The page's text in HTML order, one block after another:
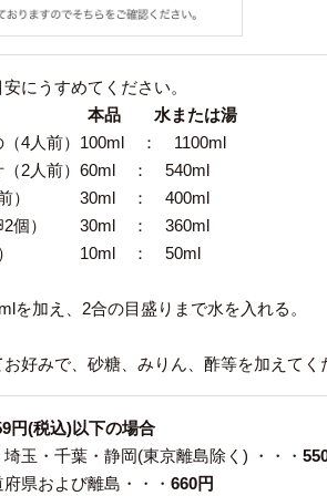
にうすめてください。
品 水または湯
（4人前）100ml ： 1100ml
（2人前）60ml ： 540ml
人前） 30ml ： 400ml
卵2個） 30ml ： 360ml
個） 10ml ： 50ml
を加え、2合の目盛りまで水を入れる。
好みで、砂糖、みりん、酢等を加えてく
円(税込)以下の場合
玉・千葉・静岡(東京離島除く) ・・・
府県および離島・・・ 660円